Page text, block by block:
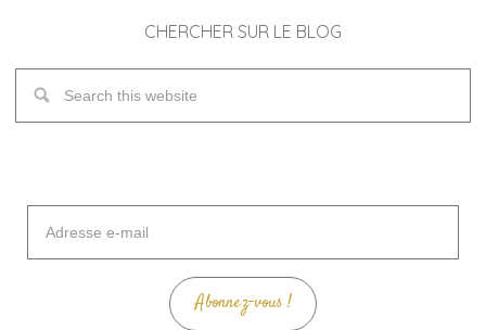
CHERCHER SUR LE BLOG
mail
Abonnez-vous !